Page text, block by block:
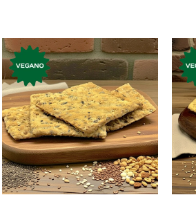
Galletas premium,
veganas, con variedad de
semillas. Nuevos sabores,
elaboradas
artesanalmente.